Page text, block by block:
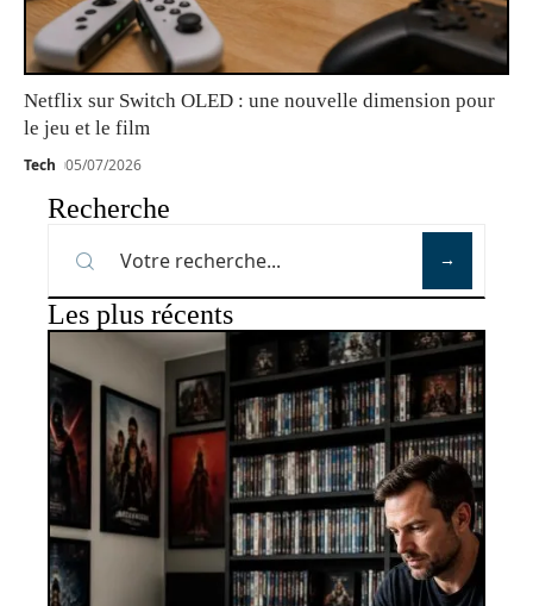
Netflix sur Switch OLED : une nouvelle dimension pour
le jeu et le film
Tech 05/07/2026
Recherche
Les plus récents